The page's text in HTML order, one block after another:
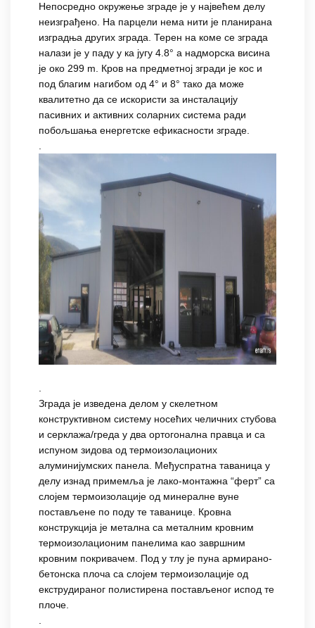
Непосредно окружење зграде је у највећем делу
неизграђено. На парцели нема нити је планирана
изградња других зграда. Терен на коме се зграда
налази је у паду у ка југу 4.8° а надморска висина
је око 299 m. Кров на предметној згради је кос и
под благим нагибом од 4° и 8° тако да може
квалитетно да се искористи за инсталацију
пасивних и активних соларних система ради
побољшања енергетске ефикасности зграде.
.
.
Зграда је изведена делом у скелетном
конструктивном систему носећих челичних стубова
и серклажа/греда у два ортогонална правца и са
испуном зидова од термоизолационих
алуминијумских панела. Међуспратна таваница у
делу изнад примемља је лако-монтажна “ферт” са
слојем термоизолације од минералне вуне
постављене по поду те таванице. Кровна
конструкција је метална са металним кровним
термоизолационим панелима као завршним
кровним покривачем. Под у тлу је пуна армирано-
бетонска плоча са слојем термоизолације од
екструдираног полистирена постављеног испод те
плоче.
.